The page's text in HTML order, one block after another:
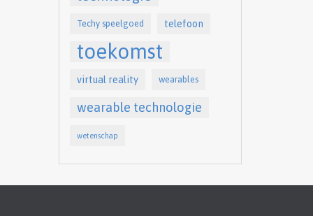
Techy speelgoed telefoon
toekomst
virtual reality wearables
wearable technologie
wetenschap